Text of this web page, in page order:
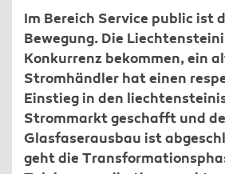
Im Bereich Service public ist
Bewegung. Die
Konkurrenz bekommen, ein
Stromhändler hat einen
Einstieg in den
Strommarkt geschafft und
Glasfaserausbau ist
geht die